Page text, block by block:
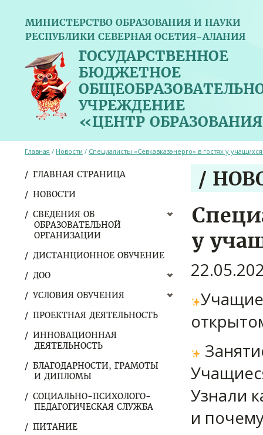
МИНИСТЕРСТВО ОБРАЗОВАНИЯ И НАУКИ
РЕСПУБЛИКИ СЕВЕРНАЯ ОСЕТИЯ-АЛАНИЯ
ГОСУДАРСТВЕННОЕ
БЮДЖЕТНОЕ
УЧРЕЖДЕНИЕ
«ЦЕНТР
ГЛАВНАЯ СТРАНИЦА
НОВОСТИ
СВЕДЕНИЯ ОБ
ОБРАЗОВАТЕЛЬНОЙ
ОРГАНИЗАЦИИ
ДИСТАНЦИОННОЕ ОБУЧЕНИЕ
ДОО
УСЛОВИЯ ОБУЧЕНИЯ
ПРОЕКТНАЯ ДЕЯТЕЛЬНОСТЬ
ИННОВАЦИОННАЯ
ДЕЯТЕЛЬНОСТЬ
БЛАГОДАРНОСТИ, ГРАМОТЫ
И ДИПЛОМЫ
СОЦИАЛЬНО-ПСИХОЛОГО-
ПЕДАГОГИЧЕСКАЯ СЛУЖБА
ПИТАНИЕ
Главная / Новости / Специалисты «Севкавказэнерго» в гостях у
/
у
Узнали
и